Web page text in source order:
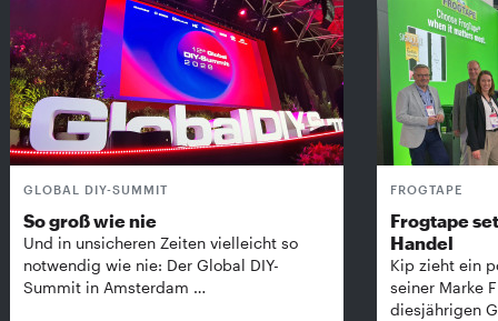
GLOBAL DIY-SUMMIT
So groß wie nie
Und in unsicheren Zeiten vielleicht so
notwendig wie nie: Der Global DIY-
Summit in Amsterdam …
FROGTAPE
Frogtape
Handel
Kip zieht ein
seiner Marke
diesjährigen